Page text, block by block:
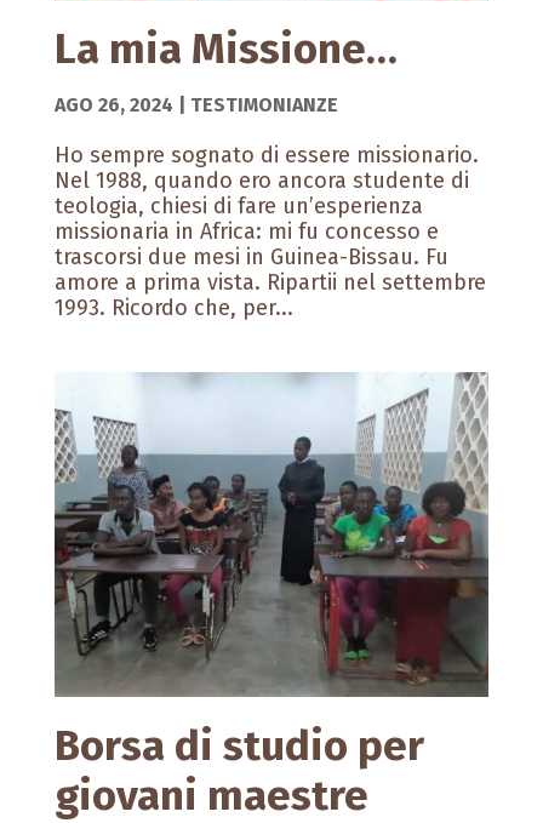
La mia Missione…
AGO 26, 2024 TESTIMONIANZE
Ho sempre sognato di essere missionario.
Nel 1988, quando ero ancora studente di
teologia, chiesi di fare un’esperienza
missionaria in Africa: mi fu concesso e
trascorsi due mesi in Guinea-Bissau. Fu
amore a prima vista. Ripartii nel settembre
1993. Ricordo che, per...
Borsa di studio per
giovani maestre